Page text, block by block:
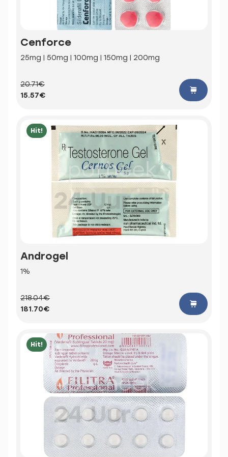
Cenforce
25mg | 50mg | 100mg | 150mg | 200mg
20.71€
15.57€
Hit!
Androgel
1%
218.04€
181.70€
Hit!